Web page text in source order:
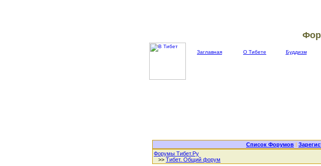
Заглавная О Тибете Буддизм
Список Форумов |
Форумы Тибет.Ру
>> Тибет. Общий форум